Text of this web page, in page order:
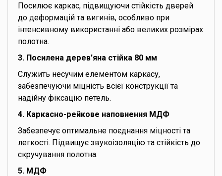
Посилює каркас, підвищуючи стійкість дверей
до деформацій та вигинів, особливо при
інтенсивному використанні або великих розмірах
полотна.
3. Посилена дерев'яна стійка 80 мм
Служить несучим елементом каркасу,
забезпечуючи міцність всієї конструкції та
надійну фіксацію петель.
4. Каркасно-рейкове наповнення МДФ
Забезпечує оптимальне поєднання міцності та
легкості. Підвищує звукоізоляцію та стійкість до
скручування полотна.
5. МДФ